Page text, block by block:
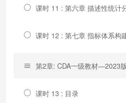
课时 11 : 第六章 描述性统计
课时 12 : 第七章 指标体系构
第2章: CDA一级教材—2023
课时 13 : 目录